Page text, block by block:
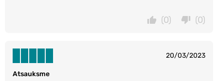
(0)
(0)
20/03/2023
Atsauksme